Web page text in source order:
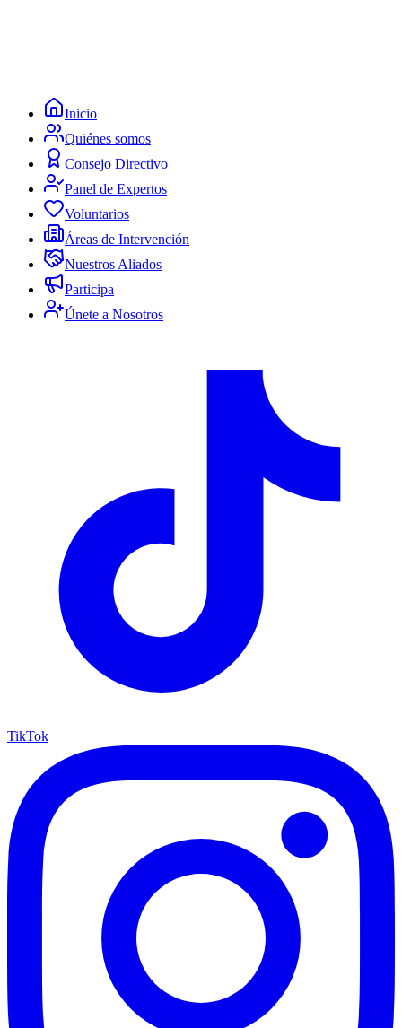
Inicio
Quiénes somos
Consejo Directivo
Panel de Expertos
Voluntarios
Áreas de Intervención
Nuestros Aliados
Participa
Únete a Nosotros
TikTok